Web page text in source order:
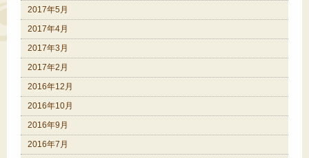
2017年5月
2017年4月
2017年3月
2017年2月
2016年12月
2016年10月
2016年9月
2016年7月